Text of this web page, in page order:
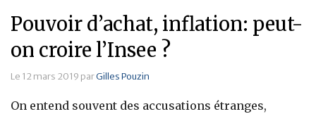
Bourse
Placements
Assurance Vie
Pouvoir d’achat, inflation: peut-
on croire l’Insee ?
Le 12 mars 2019 parGilles Pouzin
On entend souvent des accusations étranges,